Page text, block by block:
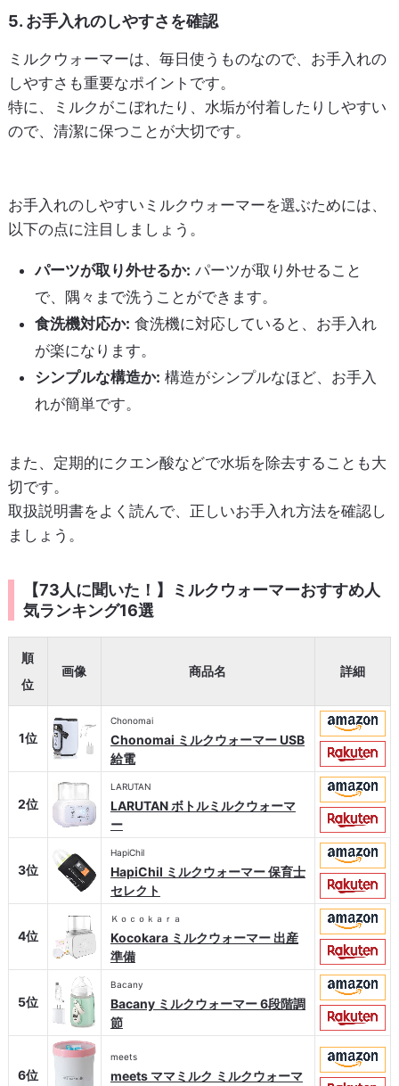
5. お手入れのしやすさを確認
ミルクウォーマーは、毎日使うものなので、お手入れの
しやすさも重要なポイントです。
特に、ミルクがこぼれたり、水垢が付着したりしやすい
ので、清潔に保つことが大切です。
お手入れのしやすいミルクウォーマーを選ぶためには、
以下の点に注目しましょう。
パーツが取り外せるか: パーツが取り外せること
で、隅々まで洗うことができます。
食洗機対応か: 食洗機に対応していると、お手入れ
が楽になります。
シンプルな構造か: 構造がシンプルなほど、お手入
れが簡単です。
また、定期的にクエン酸などで水垢を除去することも大
切です。
取扱説明書をよく読んで、正しいお手入れ方法を確認し
ましょう。
【73人に聞いた！】ミルクウォーマーおすすめ人
気ランキング16選
順
位
画像 商品名 詳細
1位
Chonomai
Chonomai ミルクウォーマー USB
給電
2位
LARUTAN
LARUTAN ボトルミルクウォーマ
ー
3位
HapiChil
HapiChil ミルクウォーマー 保育士
セレクト
4位
Ｋｏｃｏｋａｒａ
Kocokara ミルクウォーマー 出産
準備
5位
Bacany
Bacany ミルクウォーマー 6段階調
節
6位
meets
meets ママミルク ミルクウォーマ